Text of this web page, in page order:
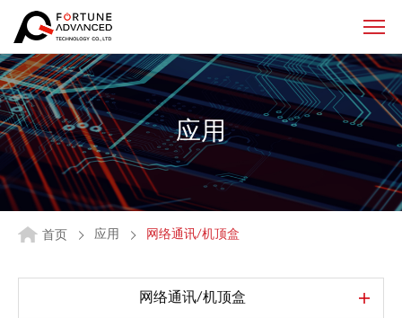
应用
首页 应用 网络通讯/机顶盒
网络通讯/机顶盒